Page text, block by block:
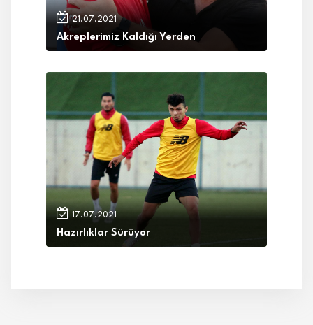
21.07.2021
Akreplerimiz Kaldığı Yerden
17.07.2021
Hazırlıklar Sürüyor